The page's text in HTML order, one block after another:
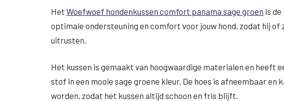
Het Woefwoef hondenkussen comfort panama sage groen is
optimale ondersteuning en comfort voor jouw hond, zodat hij of
uitrusten.
Het kussen is gemaakt van hoogwaardige materialen en heeft
stof in een mooie sage groene kleur. De hoes is afneembaar en
worden, zodat het kussen altijd schoon en fris blijft.